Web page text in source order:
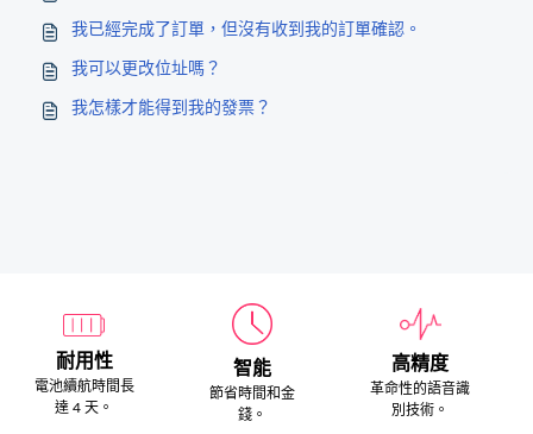
我已經完成了訂單，但沒有收到我的訂單確認。
我可以更改位址嗎？
我怎樣才能得到我的發票？
耐用性
電池續航時間長
達 4 天。
智能
節省時間和金
錢。
高精度
革命性的語音識
別技術。